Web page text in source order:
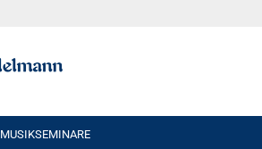
MUSIKSEMINARE